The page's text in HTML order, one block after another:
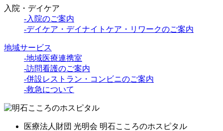
入院・デイケア
-入院のご案内
-デイケア・デイナイトケア・リワークのご案内
地域サービス
-地域医療連携室
-訪問看護のご案内
-併設レストラン・コンビニのご案内
-救急について
医療法人財団 光明会 明石こころのホスピタル